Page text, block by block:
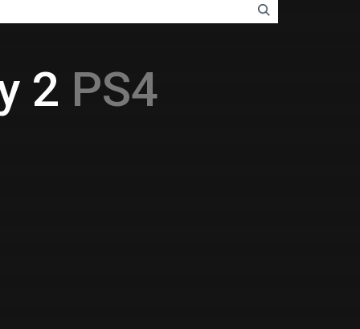
2 PS4